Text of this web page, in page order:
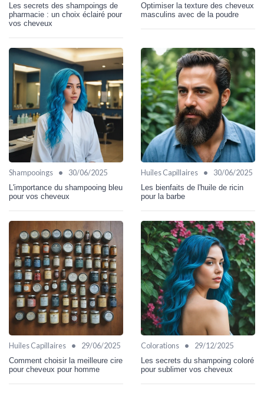
Les secrets des shampoings de
pharmacie : un choix éclairé pour
vos cheveux
Optimiser la texture des cheveux
masculins avec de la poudre
Shampooings • 30/06/2025
L'importance du shampooing bleu
pour vos cheveux
Huiles Capillaires • 30/06/2025
Les bienfaits de l'huile de ricin
pour la barbe
Huiles Capillaires • 29/06/2025
Comment choisir la meilleure cire
pour cheveux pour homme
Colorations • 29/12/2025
Les secrets du shampoing coloré
pour sublimer vos cheveux